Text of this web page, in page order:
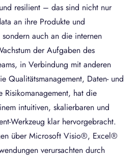
resilient – das sind nicht nur
an ihre Produkte und
auch an die internen
der Aufgaben des
in Verbindung mit anderen
Qualitätsmanagement, Daten- und
Risikomanagement, hat die
intuitiven, skalierbaren und
Werkzeug klar hervorgebracht.
über Microsoft Visio®, Excel®
verursachten durch